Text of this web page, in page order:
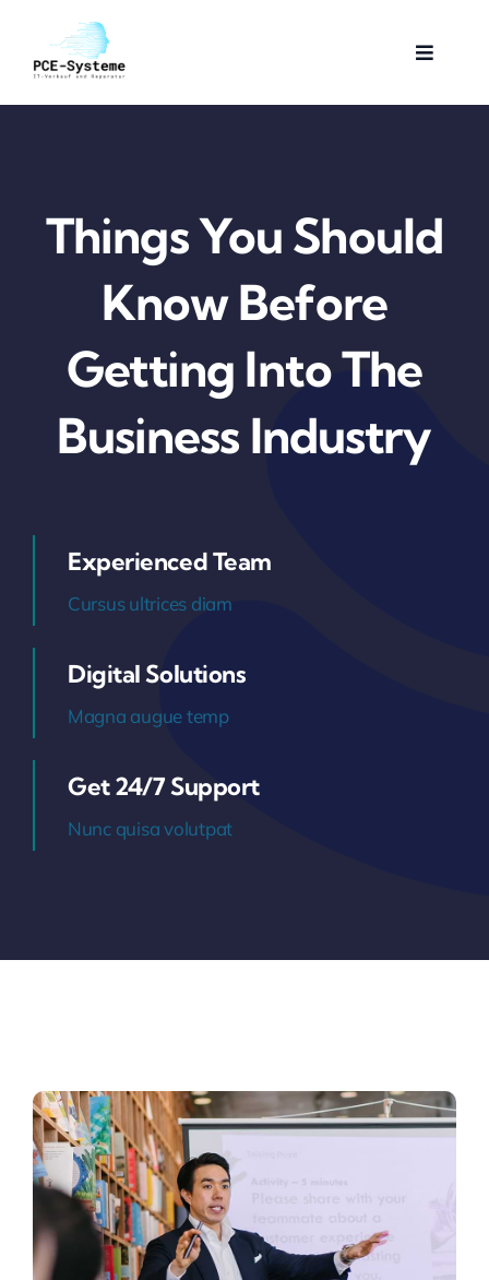
content
Toggle
Kontakt
Cookie-Richtlinie (EU)
Things You Should
Know Before
Getting Into The
Business Industry
Experienced Team
Cursus ultrices diam
Digital Solutions
Magna augue temp
Get 24/7 Support
Nunc quisa volutpat